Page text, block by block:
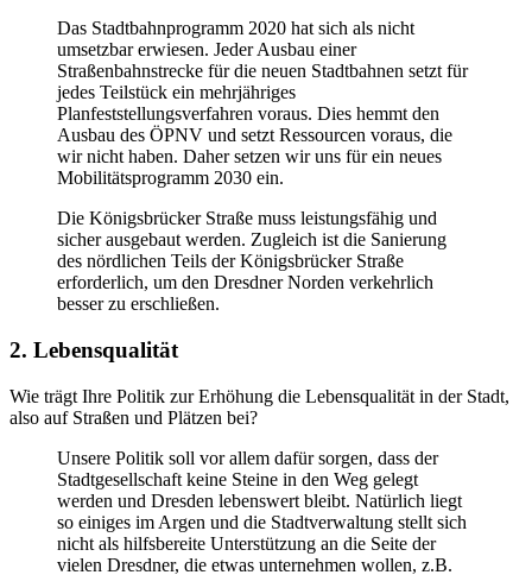
Das Stadtbahnprogramm 2020 hat sich als nicht
umsetzbar erwiesen. Jeder Ausbau einer
Straßenbahnstrecke für die neuen Stadtbahnen setzt für
jedes Teilstück ein mehrjähriges
Planfeststellungsverfahren voraus. Dies hemmt den
Ausbau des ÖPNV und setzt Ressourcen voraus, die
wir nicht haben. Daher setzen wir uns für ein neues
Mobilitätsprogramm 2030 ein.
Die Königsbrücker Straße muss leistungsfähig und
sicher ausgebaut werden. Zugleich ist die Sanierung
des nördlichen Teils der Königsbrücker Straße
erforderlich, um den Dresdner Norden verkehrlich
besser zu erschließen.
2. Lebensqualität
Wie trägt Ihre Politik zur Erhöhung die Lebensqualität in der Stadt,
also auf Straßen und Plätzen bei?
Unsere Politik soll vor allem dafür sorgen, dass der
Stadtgesellschaft keine Steine in den Weg gelegt
werden und Dresden lebenswert bleibt. Natürlich liegt
so einiges im Argen und die Stadtverwaltung stellt sich
nicht als hilfsbereite Unterstützung an die Seite der
vielen Dresdner, die etwas unternehmen wollen, z.B.